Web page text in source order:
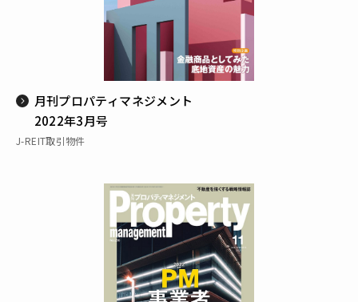
月刊プロパティマネジメント
2022年3月号
J-REIT取引物件